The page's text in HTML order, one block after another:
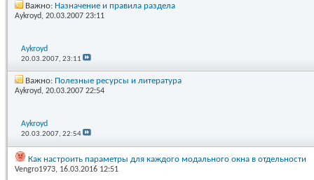
Важно: Назначение и правила раздела
Aykroyd, 20.03.2007 23:11
Aykroyd
20.03.2007,23:11
Важно: Полезные ресурсы и литература
Aykroyd, 20.03.2007 22:54
Aykroyd
20.03.2007,22:54
Как настроить параметры для каждого модального окна в отдельности
Vengro1973, 16.03.2016 12:51